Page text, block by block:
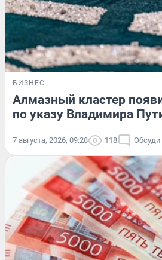
БИЗНЕС
Алмазный кластер
по указу Владимира
7 августа, 2026, 09:28 118